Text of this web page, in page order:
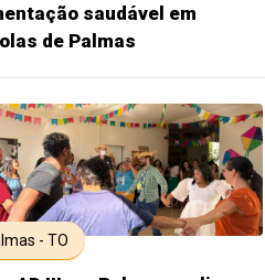
saudável em
de Palmas
- TO